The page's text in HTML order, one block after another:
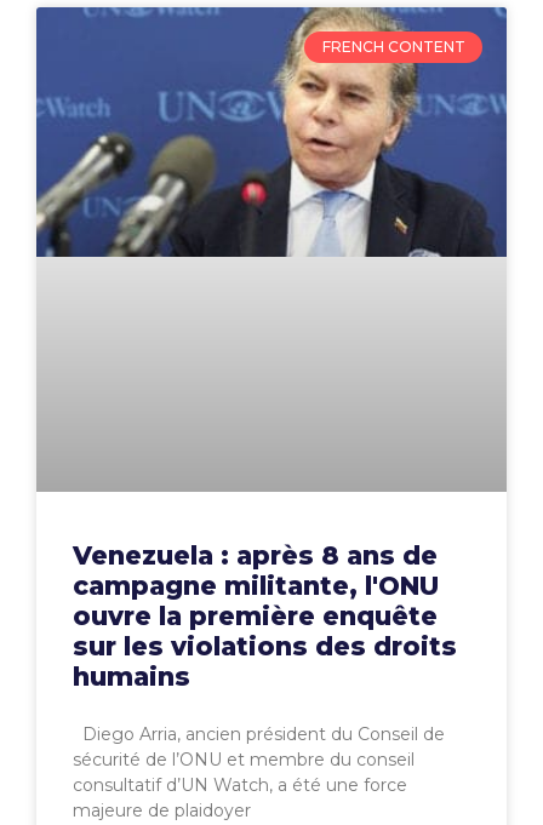
FRENCH CONTENT
Venezuela : après 8 ans de
campagne militante, l'ONU
ouvre la première enquête
sur les violations des droits
humains
Diego Arria, ancien président du Conseil de
sécurité de l’ONU et membre du conseil
consultatif d’UN Watch, a été une force
majeure de plaidoyer